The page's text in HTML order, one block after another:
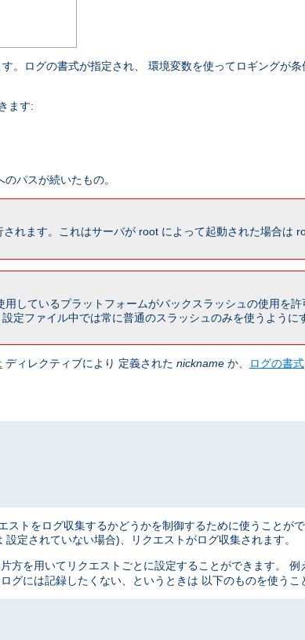
。ログの書式が指定され、 環境変数を使ってロギングが
ます:
パスが続いたもの。
れます。これはサーバが root によって起動された場合は
しているプラットフォームがバックスラッシュの使用を許
定ファイル中では常に普通のスラッシュのみを使うように
ディレクティブにより 定義された nickname か、 ログの書式
トをログ収集するかどうかを制御するために使うことが
定されていない場合)、リクエストがログ収集されます。
方を用いてリクエストごとに設定することができます。 例
グには記録したくない、というときは 以下のものを使うこ